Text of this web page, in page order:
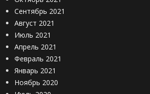
Сентябрь 2021
Август 2021
Июль 2021
Апрель 2021
Февраль 2021
Январь 2021
Ноябрь 2020